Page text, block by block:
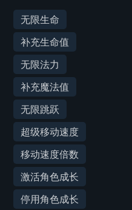
无限生命
补充生命值
无限法力
补充魔法值
无限跳跃
超级移动速度
移动速度倍数
激活角色成长
停用角色成长